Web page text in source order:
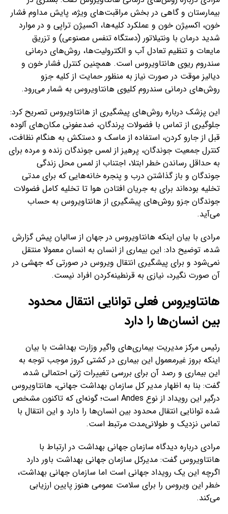
بیمارستان و گاهی در بخش مراقبت‌های ویژه، پایش مداوم فشار
خون، اکسیژن خون و عملکرد کلیه‌ها، اکسیژن تراپی و در موارد
شدید درمان با ونتیلاتور (دستگاه تنفس مصنوعی) و تزریق
مایعات و تنظیم تعادل آب و الکترولیت‌ها، روش‌های درمانی
سندروم ریوی هانتاویروس است. همچنین کنترل فشار خون و
دیالیز موقت در صورت نیاز به منظور حمایت از کلیه جزو
روش‌های درمانی سندروم کلیوی هانتاویروس به شمار می‌رود.
این پزشک درباره روش‌های پیشگیری از هانتاویروس تصریح کرد:
جلوگیری از تماس با فضولات پرندگان، ضدعفونی مکان‌های آلوده
قبل از جارو کردن، استفاده از ماسک و دستکش به هنگام نظافت،
کنترل جمعیت جوندگان، پرهیز از لمس جوندگان زنده و مرده برای
به حداقل رساندن خطر ابتلا، اجتناب از لمس محل زندگی
جوندگان و باز گذاشتن درب و پنجره خانه‌هایی که برای مدتی
تخلیه بوده‌اند برای به جریان افتادن هوا تا تخلیه کامل فضولات
جوندگان جزو روش‌های پیشگیری از هانتاویروس به حساب
می‌آید.
مرادی با بیان اینکه هانتاویروس در جهان از سالیان پیش گزارش
شده، توضیح داد: این بیماری از انسان به انسان معمولا منتقل
نمی‌شود و برای پیشگیری انتقال ویروس در صورتی که جهشی در
آن صورت نگیرد، نیازی به قرنطینه‌کردن افراد نیست.
هانتاویروس فعلی توانایی انتقال محدود
بین انسان‌ها را دارد
رئیس مرکز مدیریت بیماری‌های واگیر وزارت بهداشت با بیان
اینکه بروز غیرمعمول این بیماری در کشتی کروز موجب توجه به
این بیماری و رصد آن برای بررسی تغییرات ژنی احتمالی شده،
گفت: بنا به اظهار مدیر کل سازمان بهداشت جهانی، هانتاویروس
درگیر این رویداد از نوع Andes است؛ گونه‌ای که تاکنون مشخص
شده توانایی انتقال محدود بین انسان‌ها را دارد و این انتقال با
تماس نزدیک و طولانی‌مدت مرتبط است.
مرادی درباره دیدگاه سازمان جهانی بهداشت در ارتباط با
هانتاویروس گفت: مدیرکل سازمان جهانی بهداشت باور دارد
اگرچه این یک رویداد جهانی است اما سازمان جهانی بهداشت،
خطر این ویروس را برای سلامت عمومی هنوز پایین ارزیابی
می‌کند.